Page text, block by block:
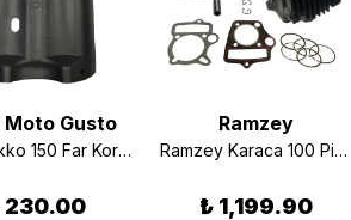
Moto Gusto
RMG Rikko 150 Far Koruma Plastiği
230.00
Ramzey
Ramzey Karaca 100 Piston Silindir Komple 50mm pin13 100cc
₺ 1,199.90